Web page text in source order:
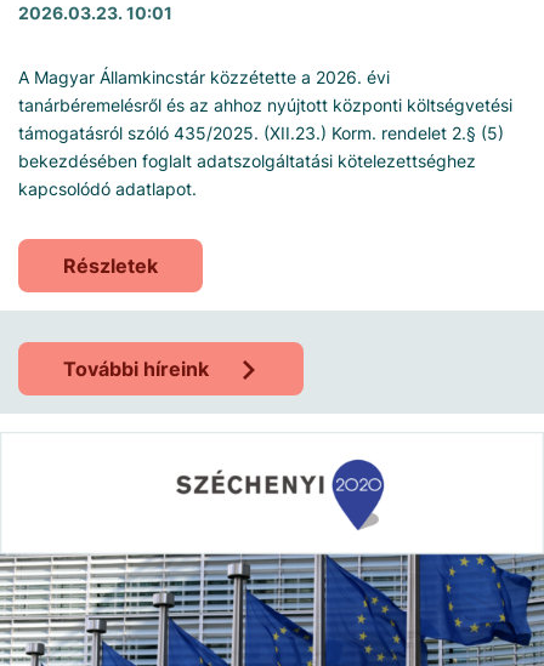
További híreink
2026.03.23. 10:01
A Magyar Államkincstár közzétette a 2026. évi
tanárbéremelésről és az ahhoz nyújtott központi költségvetési
támogatásról szóló 435/2025. (XII.23.) Korm. rendelet 2.§ (5)
bekezdésében foglalt adatszolgáltatási kötelezettséghez
kapcsolódó adatlapot.
Részletek